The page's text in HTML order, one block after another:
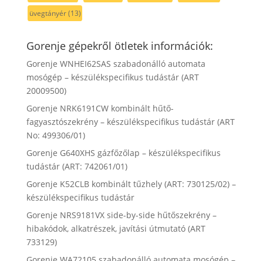
üvegtányér(13)
Gorenje gépekről ötletek információk:
Gorenje WNHEI62SAS szabadonálló automata
mosógép – készülékspecifikus tudástár (ART
20009500)
Gorenje NRK6191CW kombinált hűtő-
fagyasztószekrény – készülékspecifikus tudástár (ART
No: 499306/01)
Gorenje G640XHS gázfőzőlap – készülékspecifikus
tudástár (ART: 742061/01)
Gorenje K52CLB kombinált tűzhely (ART: 730125/02) –
készülékspecifikus tudástár
Gorenje NRS9181VX side-by-side hűtőszekrény –
hibakódok, alkatrészek, javítási útmutató (ART
733129)